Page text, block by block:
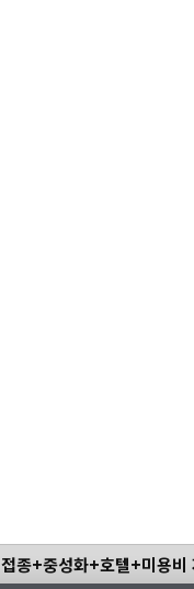
접종+중성화+호텔+미용비